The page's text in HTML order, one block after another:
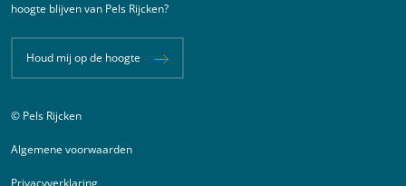
hoogte blijven van Pels Rijcken?
Houd mij op de hoogte
Juridische informatie
© Pels Rijcken
Algemene voorwaarden